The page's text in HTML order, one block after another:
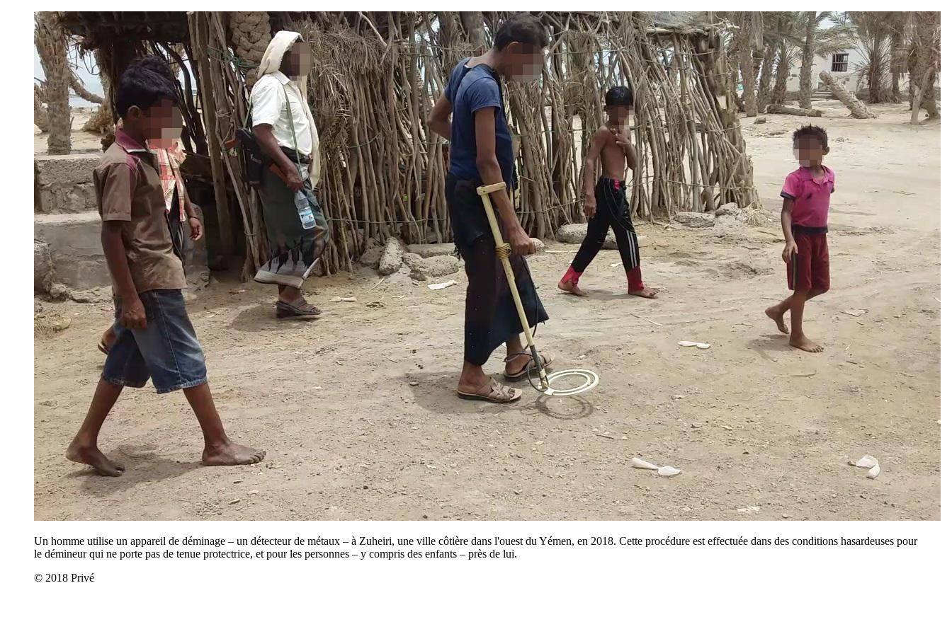
Un homme utilise un appareil de déminage – un détecteur de métaux – à Zuheiri, une ville côtière dans l'ouest du Yémen, en 2018. Cette procédure est effectuée dans des conditions hasardeuses pour
le démineur qui ne porte pas de tenue protectrice, et pour les personnes – y compris des enfants – près de lui.
© 2018 Privé